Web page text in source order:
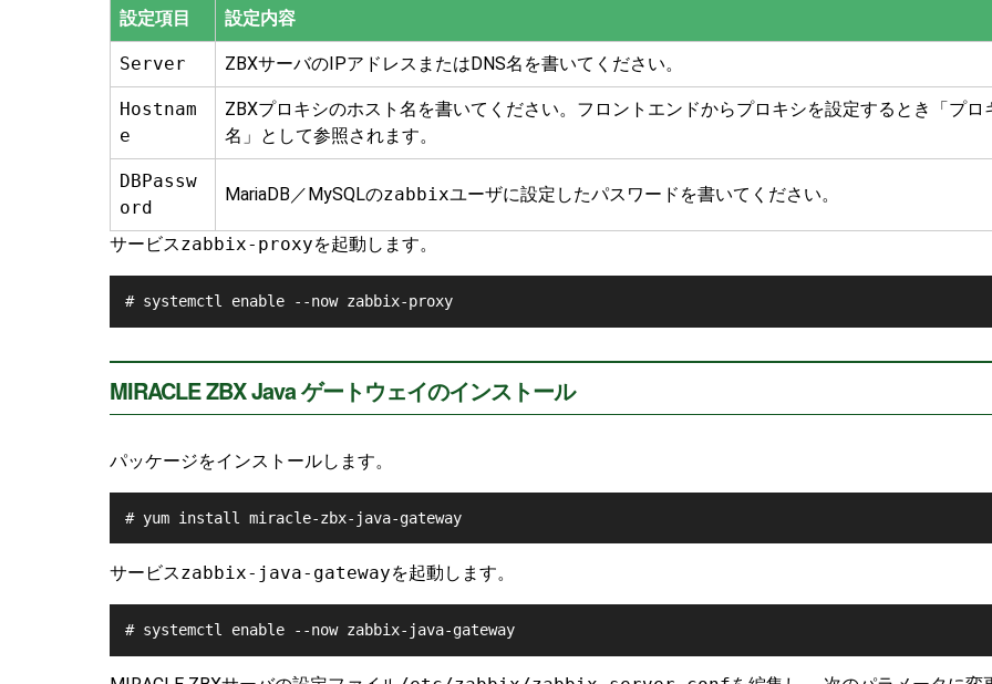
設定項目 設定内容
Server ZBXサーバのIPアドレスまたはDNS名を書いてください。
Hostnam
e
ZBXプロキシのホスト名を書いてください。フロントエンドからプロキシを設定するとき「プロ
名」として参照されます。
DBPassw
ord
MariaDB／MySQLのzabbixユーザに設定したパスワードを書いてください。
サービスzabbix-proxyを起動します。
MIRACLE ZBX Java ゲートウェイのインストール
パッケージをインストールします。
# yum install miracle-zbx-java-gateway
サービスzabbix-java-gatewayを起動します。